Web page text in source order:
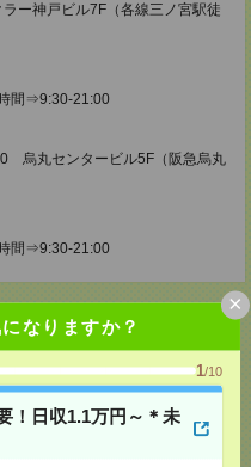
なりますか？
1/10
！日収1.1万円～＊未
×
ー神戸ビル7F（各線三ノ宮駅徒
間⇒9:30-21:00
烏丸センタービル5F（阪急烏丸
間⇒9:30-21:00
ジへ